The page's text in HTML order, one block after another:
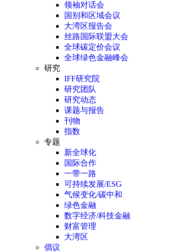
领袖对话会
国别和区域会议
大湾区报告会
丝路国际联盟大会
全球碳定价会议
全球绿色金融峰会
研究
IFF研究院
研究团队
研究动态
课题与报告
刊物
指数
专题
新全球化
国际合作
一带一路
可持续发展/ESG
气候变化/碳中和
绿色金融
数字经济/科技金融
财富管理
大湾区
倡议